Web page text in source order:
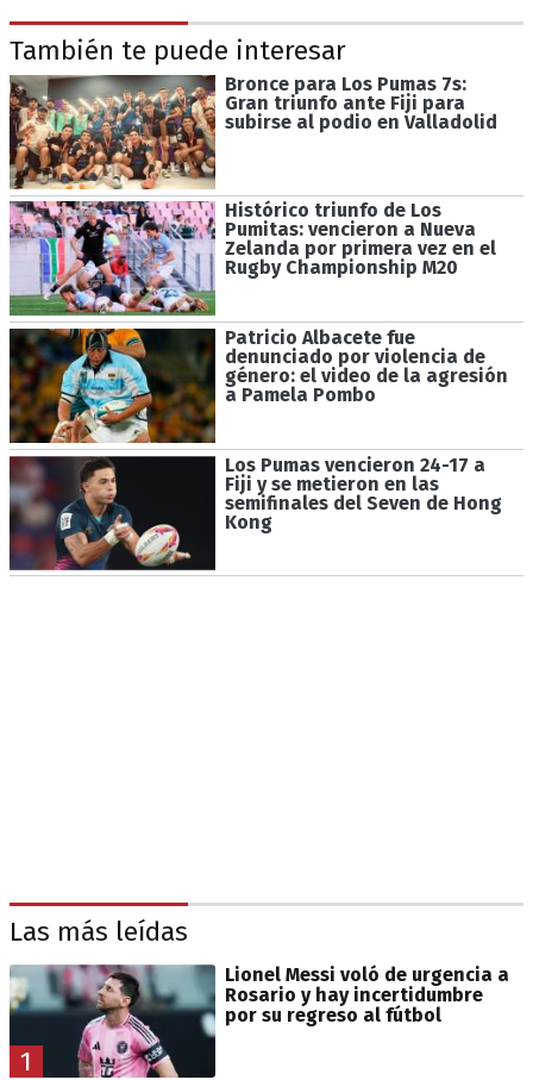
También te puede interesar
Bronce para Los Pumas 7s:
Gran triunfo ante Fiji para
subirse al podio en Valladolid
Histórico triunfo de Los
Pumitas: vencieron a Nueva
Zelanda por primera vez en el
Rugby Championship M20
Patricio Albacete fue
denunciado por violencia de
género: el video de la agresión
a Pamela Pombo
Los Pumas vencieron 24-17 a
Fiji y se metieron en las
semifinales del Seven de Hong
Kong
Las más leídas
1
Lionel Messi voló de urgencia a
Rosario y hay incertidumbre
por su regreso al fútbol